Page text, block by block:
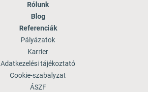
Rólunk
Blog
Referenciák
Pályázatok
Karrier
Adatkezelési tájékoztató
Cookie-szabalyzat
ÁSZF